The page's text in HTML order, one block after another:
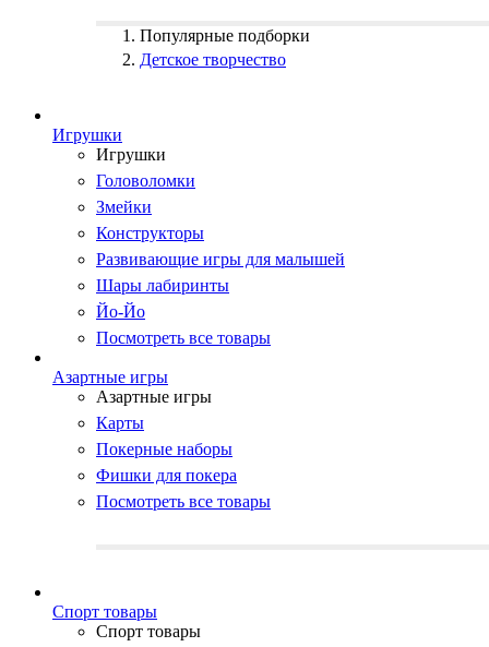
Популярные подборки
Детское творчество
Игрушки
Игрушки
Головоломки
Змейки
Конструкторы
Развивающие игры для малышей
Шары лабиринты
Йо-Йо
Посмотреть все товары
Азартные игры
Азартные игры
Карты
Покерные наборы
Фишки для покера
Посмотреть все товары
Cпорт товары
Cпорт товары